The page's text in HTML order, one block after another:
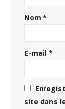
Nom*
E-mail *
site dans